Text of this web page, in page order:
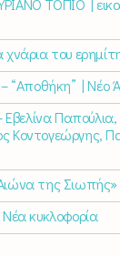
ΤΟΠΙΟ |
του
– “Αποθήκη” | Νέο
Εβελίνα
Κοντογεώργης,
της Σιωπής»
κυκλοφορία